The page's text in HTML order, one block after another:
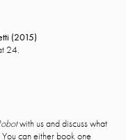
(2015)
24.
with us and discuss what
can either book one